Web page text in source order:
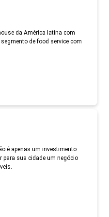
da América latina com
de food service com
é apenas um investimento
para sua cidade um negócio